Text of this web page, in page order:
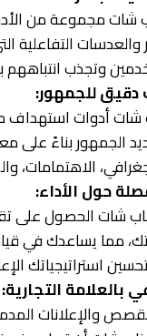
شات مجموعة من
والعدسات التفاعلية
وتجذب انتباههم
للجمهور:
شات أدوات استهداف
الجمهور بناءً على
الاهتمامات،
حول الأداء:
شات الحصول على
مما يساعدك في
استراتيجياتك
بالعلامة التجارية:
والإعلانات